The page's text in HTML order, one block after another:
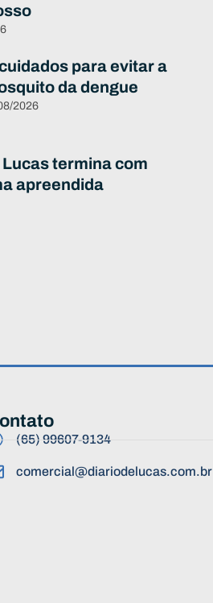
para evitar a
da dengue
2026
termina com
apreendida
(65) 99607-9134
comercial@diariodelucas.com.br